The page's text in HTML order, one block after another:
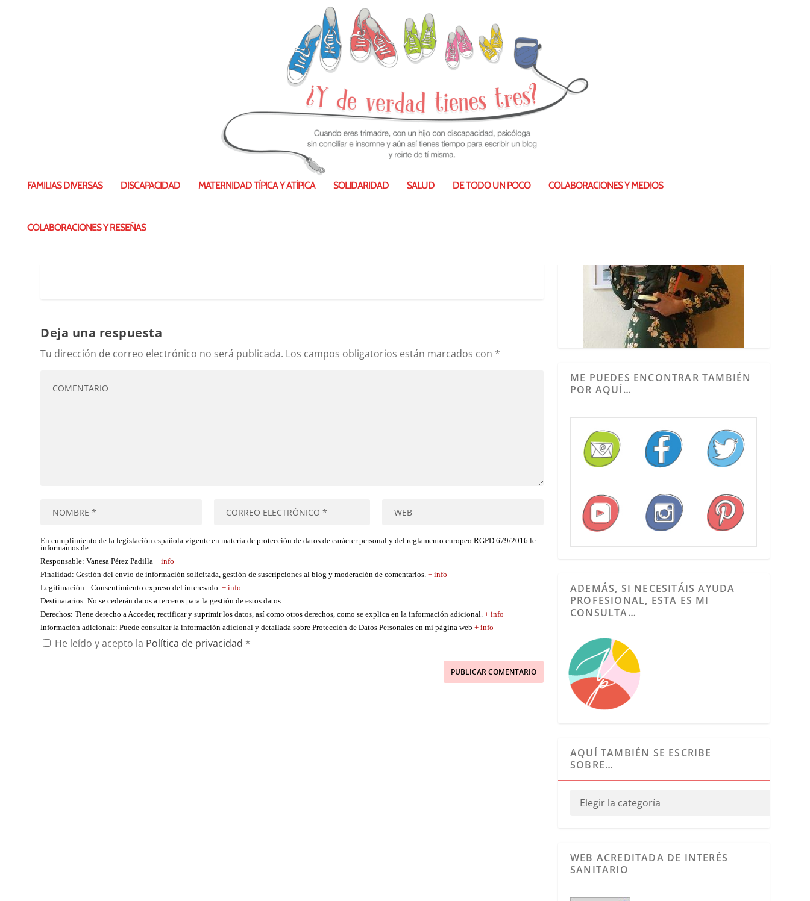
FAMILIAS DIVERSAS DISCAPACIDAD MATERNIDAD TÍPICA Y ATÍPICA SOLIDARIDAD SALUD DE TODO UN POCO COLABORACIONES Y MEDIOS
COLABORACIONES Y RESEÑAS
PaC3B1alesdesechables
Deja una respuesta
Tu dirección de correo electrónico no será publicada. Los campos obligatorios están marcados con *
En cumplimiento de la legislación española vigente en materia de protección de datos de carácter personal y del reglamento europeo RGPD 679/2016 le
informamos de:
Responsable: Vanesa Pérez Padilla+ info
Finalidad: Gestión del envío de información solicitada, gestión de suscripciones al blog y moderación de comentarios.+ info
Legitimación:: Consentimiento expreso del interesado.+ info
Destinatarios: No se cederán datos a terceros para la gestión de estos datos.
Derechos: Tiene derecho a Acceder, rectificar y suprimir los datos, así como otros derechos, como se explica en la información adicional.+ info
Información adicional:: Puede consultar la información adicional y detallada sobre Protección de Datos Personales en mi página web+ info
He leído y acepto la Política de privacidad *
ME PUEDES ENCONTRAR TAMBIÉN
POR AQUÍ…
ADEMÁS, SI NECESITÁIS AYUDA
PROFESIONAL, ESTA ES MI
CONSULTA…
AQUÍ TAMBIÉN SE ESCRIBE
SOBRE…
WEB ACREDITADA DE INTERÉS
SANITARIO